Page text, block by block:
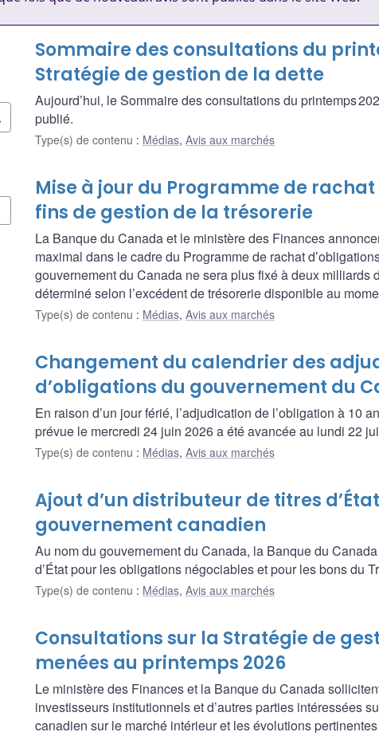
Sommaire des consultations du
Stratégie de gestion de la dette
Aujourd’hui, le Sommaire des consultations du printemps
publié.
Type(s) de contenu : Médias, Avis aux marchés
Mise à jour du Programme de
fins de gestion de la trésorerie
La Banque du Canada et le ministère des Finances
maximal dans le cadre du Programme de rachat
gouvernement du Canada ne sera plus fixé à deux milliards
déterminé selon l’excédent de trésorerie disponible au
Type(s) de contenu : Médias, Avis aux marchés
Changement du calendrier des
d’obligations du gouvernement du
En raison d’un jour férié, l’adjudication de l’obligation à 10
prévue le mercredi 24 juin 2026 a été avancée au lundi 22
Type(s) de contenu : Médias, Avis aux marchés
Ajout d’un distributeur de titres
gouvernement canadien
Au nom du gouvernement du Canada, la Banque du
d’État pour les obligations négociables et pour les bons du
Type(s) de contenu : Médias, Avis aux marchés
Consultations sur la Stratégie de
menées au printemps 2026
Le ministère des Finances et la Banque du Canada
investisseurs institutionnels et d’autres parties intéressées
canadien sur le marché intérieur et les évolutions